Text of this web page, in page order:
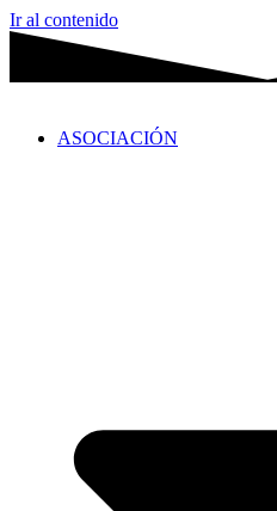
Ir al contenido
ASOCIACIÓN